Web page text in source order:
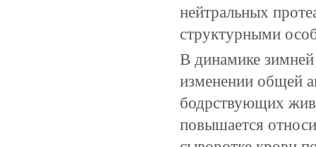
нейтральных
структурными
В динамике
изменении общей
бодрствующих
повышается